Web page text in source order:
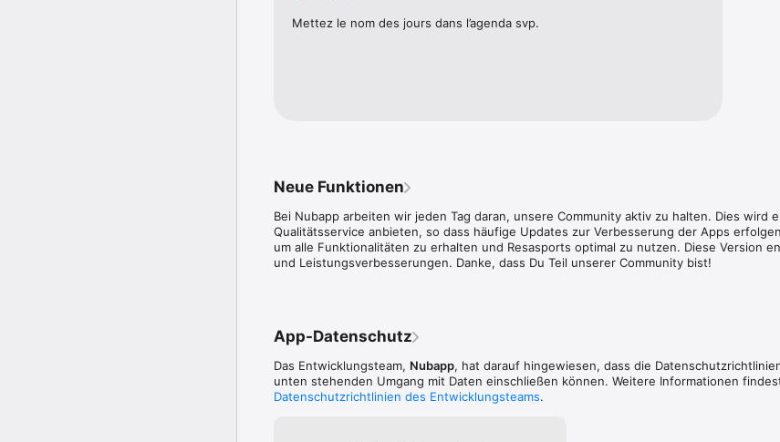
Mettez le nom des jours dans l’agenda svp.
Neue Funktionen
Bei Nubapp arbeiten wir jeden Tag daran, unsere Community aktiv zu halten. Dies wird
Qualitätsservice anbieten, so dass häufige Updates zur Verbesserung der Apps
um alle Funktionalitäten zu erhalten und Resasports optimal zu nutzen. Diese Version
und Leistungsverbesserungen. Danke, dass Du Teil unserer Community bist!
App-Datenschutz
Das Entwicklungsteam, Nubapp, hat darauf hingewiesen, dass die
unten stehenden Umgang mit Daten einschließen können. Weitere Informationen
Datenschutzrichtlinien des Entwicklungsteams.